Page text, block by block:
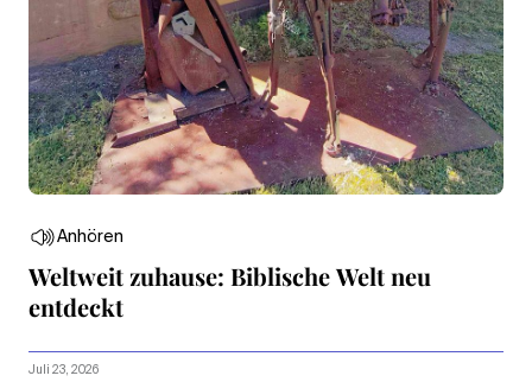
Anhören
Weltweit zuhause: Biblische Welt neu
entdeckt
Juli 23, 2026